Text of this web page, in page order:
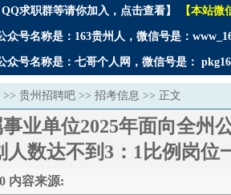
求职群等请你加入，点击查看】 【本站
众号名称是：163贵州人，微信号是：
众号名称是：七哥个人网，微信号是：
>> 贵州招聘吧 >> 招考信息 >> 正文
业单位2025年面向全州
人数达不到3：1比例岗位
内容来源: